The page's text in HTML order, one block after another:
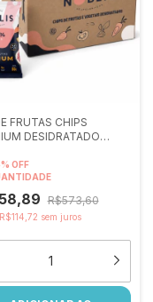
FRUTAS CHIPS
DESIDRATADO
OFF
R$573,60
R$114,72 sem juros